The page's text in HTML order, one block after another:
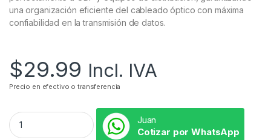
una organización eficiente del cableado óptico con máxima
confiabilidad en la transmisión de datos.
$29.99 Incl. IVA
Precio en efectivo o transferencia
Juan
Cotizar por WhatsApp